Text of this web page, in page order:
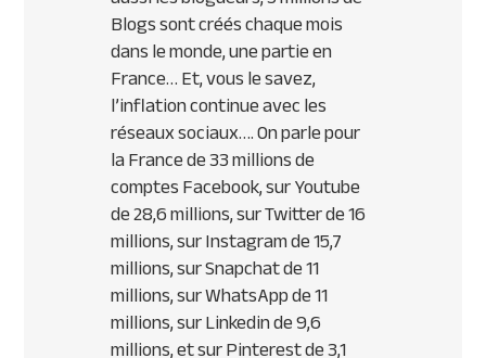
Blogs sont créés chaque mois
dans le monde, une partie en
France… Et, vous le savez,
l’inflation continue avec les
réseaux sociaux…. On parle pour
la France de 33 millions de
comptes Facebook, sur Youtube
de 28,6 millions, sur Twitter de 16
millions, sur Instagram de 15,7
millions, sur Snapchat de 11
millions, sur WhatsApp de 11
millions, sur Linkedin de 9,6
millions, et sur Pinterest de 3,1